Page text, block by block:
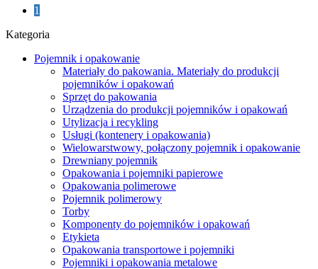
1
Kategoria
Pojemnik i opakowanie
Materiały do ​​pakowania. Materiały do ​​produkcji
pojemników i opakowań
Sprzęt do pakowania
Urządzenia do produkcji pojemników i opakowań
Utylizacja i recykling
Usługi (kontenery i opakowania)
Wielowarstwowy, połączony pojemnik i opakowanie
Drewniany pojemnik
Opakowania i pojemniki papierowe
Opakowania polimerowe
Pojemnik polimerowy
Torby
Komponenty do pojemników i opakowań
Etykieta
Opakowania transportowe i pojemniki
Pojemniki i opakowania metalowe